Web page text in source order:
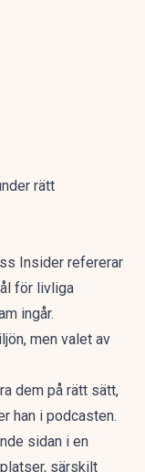
rätt
Insider refererar
för livliga
ingår.
men valet av
dem på rätt sätt,
han i podcasten.
sidan i en
särskilt